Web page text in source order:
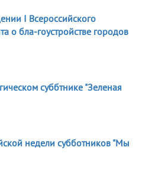
I Всероссийского
о бла-гоустройстве городов
суббтнике "Зеленая
недели субботников "Мы